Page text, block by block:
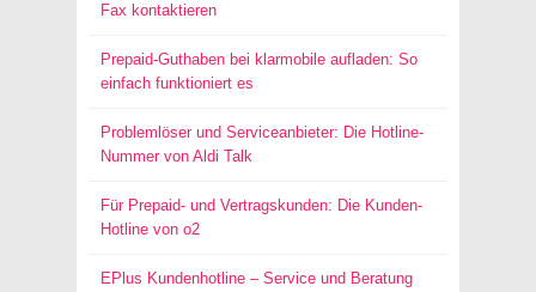
Fax kontaktieren
Prepaid-Guthaben bei klarmobile aufladen: So
einfach funktioniert es
Problemlöser und Serviceanbieter: Die Hotline-
Nummer von Aldi Talk
Für Prepaid- und Vertragskunden: Die Kunden-
Hotline von o2
EPlus Kundenhotline – Service und Beratung